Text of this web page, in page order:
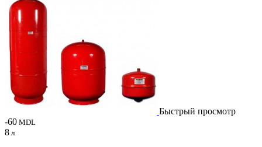
Быстрый просмотр
-60 MDL
8 л